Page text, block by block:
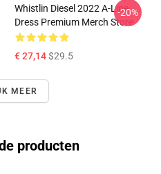
Whistlin Diesel 2022 A-Line
Dress Premium Merch Store
€ 27,14$29.5
-20%
MEER
producten